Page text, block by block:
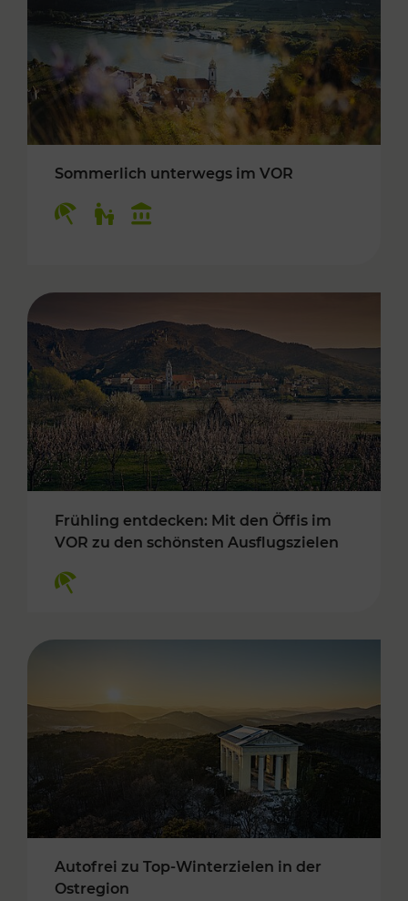
Sommerlich unterwegs im VOR
Frühling entdecken: Mit den Öffis im
VOR zu den schönsten Ausflugszielen
Autofrei zu Top-Winterzielen in der
Ostregion